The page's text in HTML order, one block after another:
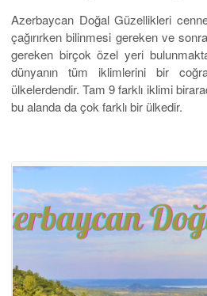
Azerbaycan Doğal Güzellikleri
çağırırken bilinmesi gereken ve
gereken birçok özel yeri
dünyanın tüm iklimlerini bir
ülkelerdendir. Tam 9 farklı iklimi
bu alanda da çok farklı bir ülkedir.